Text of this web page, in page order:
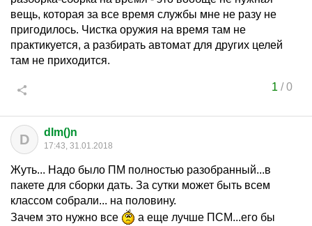
вещь, которая за все время службы мне не разу не
пригодилось. Чистка оружия на время там не
практикуется, а разбирать автомат для других целей
там не приходится.
1 /0
D dIm()n
17:43, 31.01.2018
Жуть... Надо было ПМ полностью разобранный...в
пакете для сборки дать. За сутки может быть всем
классом собрали... на половину.
Зачем это нужно все
а еще лучше ПСМ...его бы